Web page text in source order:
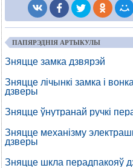
ПАПЯРЭДНІЯ АРТЫКУЛЫ
Зняцце замка дзвярэй
Зняцце лічынкі замка і
дзверы
Зняцце ўнутранай ручкі
Зняцце механізму
дзверы
Зняцце шкла перадпакояў